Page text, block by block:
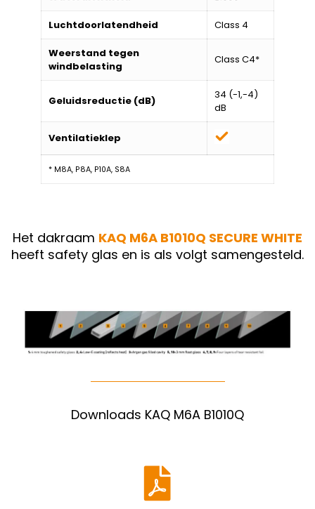
Luchtdoorlatendheid Class 4
Weerstand tegen
windbelasting
Class C4*
Geluidsreductie (dB)
34 (-1,-4)
dB
Ventilatieklep
* M8A, P8A, P10A, S8A
Het dakraam KAQ M6A B1010Q SECURE WHITE
heeft safety glas en is als volgt samengesteld.
Downloads KAQ M6A B1010Q